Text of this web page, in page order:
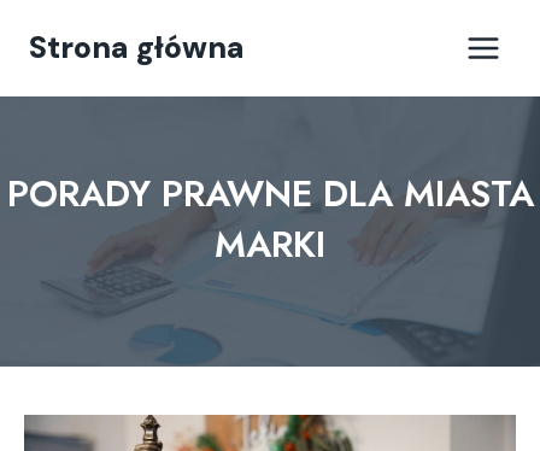
treści
Strona główna
PORADY PRAWNE DLA MIASTA
MARKI